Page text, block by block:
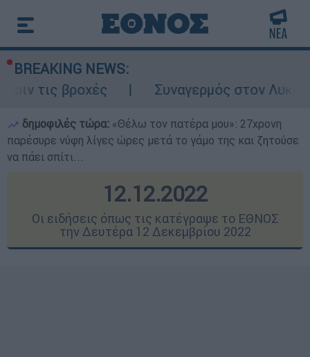
BREAKING NEWS:
Συναγερμός στον Λυκαβηττό: Σορός
δημοφιλές τώρα: «Θέλω τον πατέρα μου»: 27χρονη
παρέσυρε νύφη λίγες ώρες μετά το γάμο της και ζητούσε
να πάει σπίτι...
12.12.2022
Οι ειδήσεις όπως τις κατέγραψε το ΕΘΝΟΣ
την Δευτέρα 12 Δεκεμβρίου 2022